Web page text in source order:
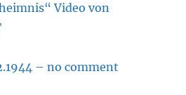
Video von
– no comment